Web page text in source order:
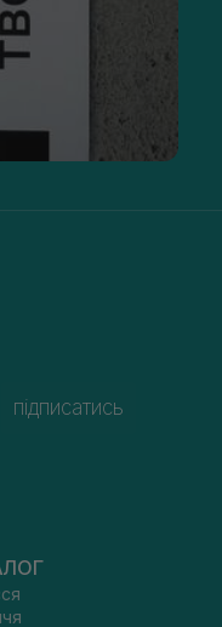
підписатись